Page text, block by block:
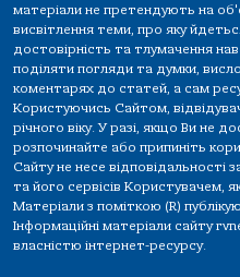
матеріали не претендують на
висвітлення теми, про яку
достовірність та тлумачення
поділяти погляди та думки,
коментарях до статей, а сам
Користуючись Сайтом,
річного віку. У разі, якщо Ви не
розпочинайте або припиніть
Сайту не несе відповідальності
та його сервісів Користувачем,
Матеріали з поміткою (R)
Інформаційні матеріали сайту
власністю інтернет-ресурсу.